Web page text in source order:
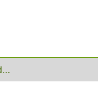
Amtliche Mitteilungen der Universität Dortmund Nr. 16/90